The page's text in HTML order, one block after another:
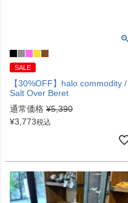
SALE
【30%OFF】halo commodity /
Salt Over Beret
通常価格 ¥5,390
¥3,773税込